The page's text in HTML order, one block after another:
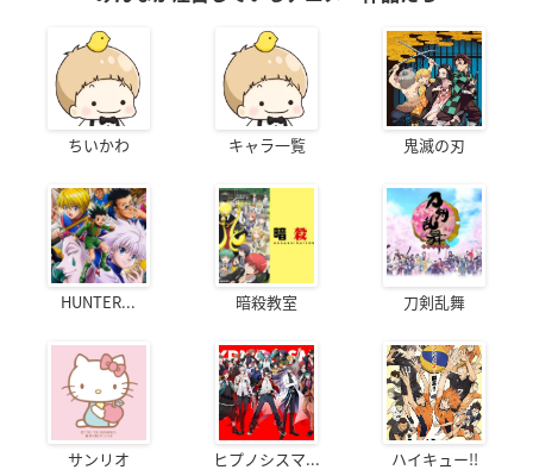
ちいかわ キャラ一覧 鬼滅の刃
HUNTER... 暗殺教室 刀剣乱舞
サンリオ ヒプノシスマ... ハイキュー!!